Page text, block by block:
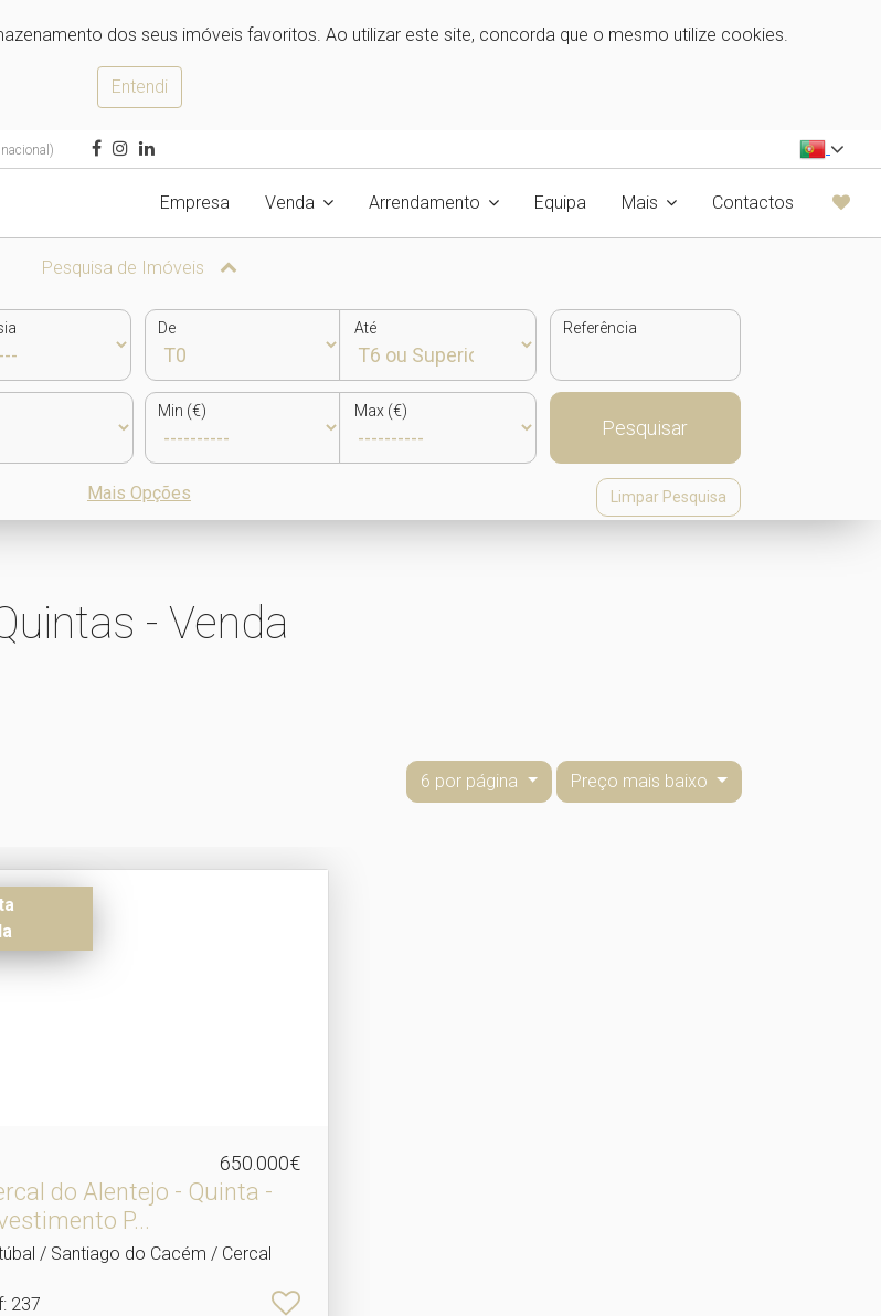
dos seus imóveis favoritos. Ao utilizar este site, concorda que o mesmo utilize cookies.
Entendi
Empresa Venda Arrendamento Equipa Mais Contactos
Pesquisa de Imóveis
De Até Referência
Min (€) Max (€)
Pesquisar
Mais Opções Limpar Pesquisa
- Venda
6 por página Preço mais baixo
650.000€
do Alentejo - Quinta -
P.​..
/ Santiago do Cacém / Cercal
: 237